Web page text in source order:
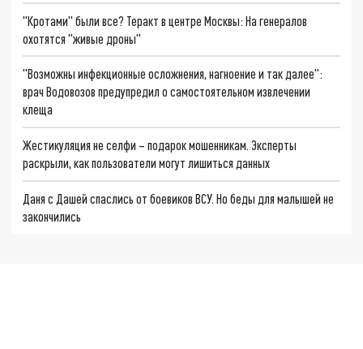
"Кротами" были все? Теракт в центре Москвы: На генералов
охотятся "живые дроны"
"Возможны инфекционные осложнения, нагноение и так далее":
врач Водовозов предупредил о самостоятельном извлечении
клеща
Жестикуляция не селфи – подарок мошенникам. Эксперты
раскрыли, как пользователи могут лишиться данных
Даня с Дашей спаслись от боевиков ВСУ. Но беды для малышей не
закончились